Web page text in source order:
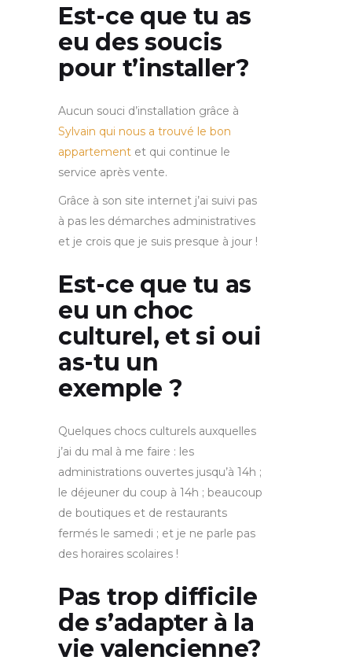
Est-ce que tu as
eu des soucis
pour t’installer?
Aucun souci d’installation grâce à
Sylvain qui nous a trouvé le bon
appartement et qui continue le
service après vente.
Grâce à son site internet j’ai suivi pas
à pas les démarches administratives
et je crois que je suis presque à jour !
Est-ce que tu as
eu un choc
culturel, et si oui
as-tu un
exemple ?
Quelques chocs culturels auxquelles
j’ai du mal à me faire : les
administrations ouvertes jusqu’à 14h ;
le déjeuner du coup à 14h ; beaucoup
de boutiques et de restaurants
fermés le samedi ; et je ne parle pas
des horaires scolaires !
Pas trop difficile
de s’adapter à la
vie valencienne?